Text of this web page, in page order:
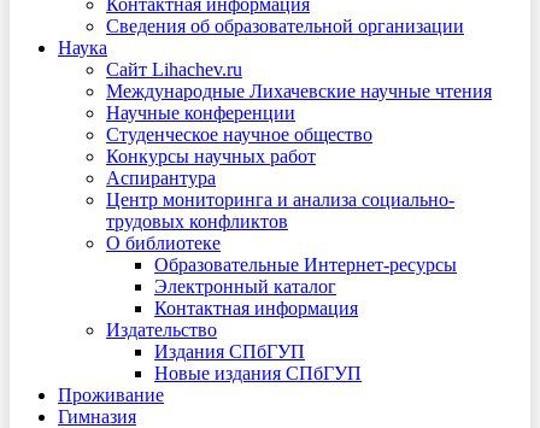
Контактная информация
Сведения об образовательной организации
Наука
Сайт Lihachev.ru
Международные Лихачевские научные чтения
Научные конференции
Студенческое научное общество
Конкурсы научных работ
Аспирантура
Центр мониторинга и анализа социально-
трудовых конфликтов
О библиотеке
Образовательные Интернет-ресурсы
Электронный каталог
Контактная информация
Издательство
Издания СПбГУП
Новые издания СПбГУП
Проживание
Гимназия